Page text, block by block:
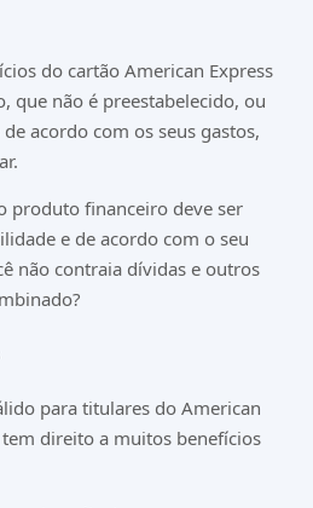
do cartão American Express
que não é preestabelecido, ou
acordo com os seus gastos,
produto financeiro deve ser
e de acordo com o seu
não contraia dívidas e outros
para titulares do American
tem direito a muitos benefícios